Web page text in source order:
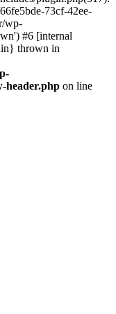
73cf-42ee-
wp-
#6 [internal
thrown in
header.php on line